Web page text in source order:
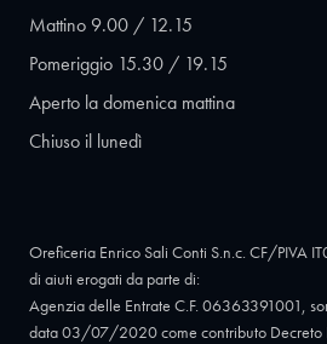
Mattino 9.00 / 12.15
Pomeriggio 15.30 / 19.15
Aperto la domenica mattina
Chiuso il lunedì
Oreficeria Enrico Sali Conti S.n.c. CF/PIVA
di aiuti erogati da parte di:
Agenzia delle Entrate C.F. 06363391001,
data 03/07/2020 come contributo Decreto